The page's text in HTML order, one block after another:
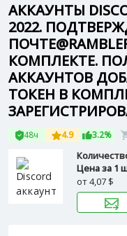
АККАУНТЫ
2022.
КОМПЛЕКТЕ.
АККАУНТОВ
ТОКЕН В
48ч 4.9 3.2%
Цена за 1
от4,07 $